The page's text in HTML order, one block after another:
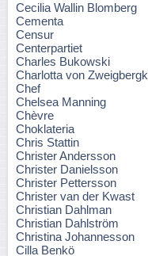
Cecilia Wallin Blomberg
Cementa
Censur
Centerpartiet
Charles Bukowski
Charlotta von Zweigbergk
Chef
Chelsea Manning
Chèvre
Choklateria
Chris Stattin
Christer Andersson
Christer Danielsson
Christer Pettersson
Christer van der Kwast
Christian Dahlman
Christian Dahlström
Christina Johannesson
Cilla Benkö